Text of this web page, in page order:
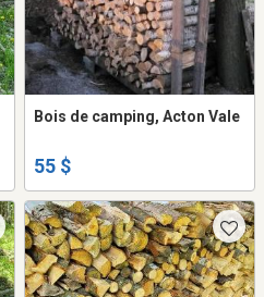
Bois de camping, Acton Vale
55 $